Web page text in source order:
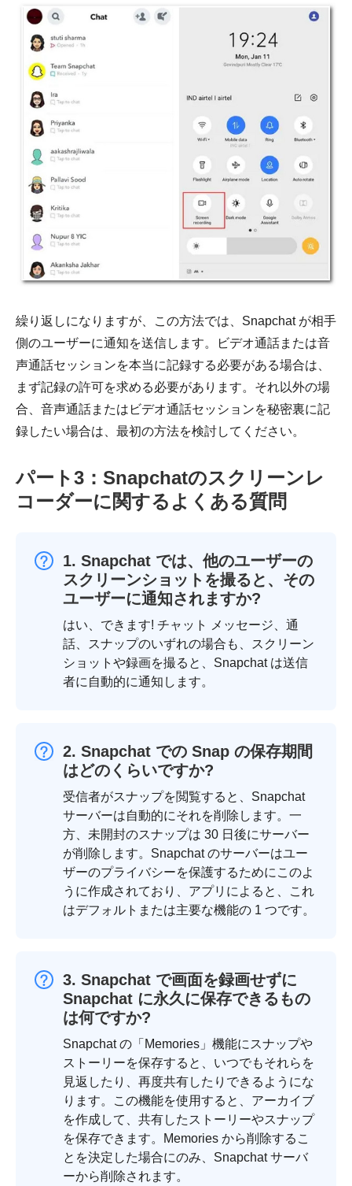
繰り返しになりますが、この方法では、Snapchat が相手
側のユーザーに通知を送信します。ビデオ通話または音
声通話セッションを本当に記録する必要がある場合は、
まず記録の許可を求める必要があります。それ以外の場
合、音声通話またはビデオ通話セッションを秘密裏に記
録したい場合は、最初の方法を検討してください。
パート3：Snapchatのスクリーンレ
コーダーに関するよくある質問
1. Snapchat では、他のユーザーの
スクリーンショットを撮ると、その
ユーザーに通知されますか?
はい、できます! チャット メッセージ、通
話、スナップのいずれの場合も、スクリーン
ショットや録画を撮ると、Snapchat は送信
者に自動的に通知します。
2. Snapchat での Snap の保存期間
はどのくらいですか?
受信者がスナップを閲覧すると、Snapchat
サーバーは自動的にそれを削除します。一
方、未開封のスナップは 30 日後にサーバー
が削除します。Snapchat のサーバーはユー
ザーのプライバシーを保護するためにこのよ
うに作成されており、アプリによると、これ
はデフォルトまたは主要な機能の 1 つです。
3. Snapchat で画面を録画せずに
Snapchat に永久に保存できるもの
は何ですか?
Snapchat の「Memories」機能にスナップや
ストーリーを保存すると、いつでもそれらを
見返したり、再度共有したりできるようにな
ります。この機能を使用すると、アーカイブ
を作成して、共有したストーリーやスナップ
を保存できます。Memories から削除するこ
とを決定した場合にのみ、Snapchat サーバ
ーから削除されます。